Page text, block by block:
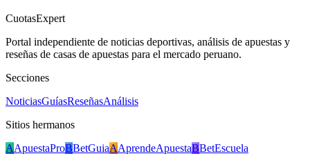
CuotasExpert
Portal independiente de noticias deportivas, análisis de apuestas y
reseñas de casas de apuestas para el mercado peruano.
Secciones
NoticiasGuíasReseñasAnálisis
Sitios hermanos
AApuestaProBBetGuiaAAprendeApuestaBBetEscuela